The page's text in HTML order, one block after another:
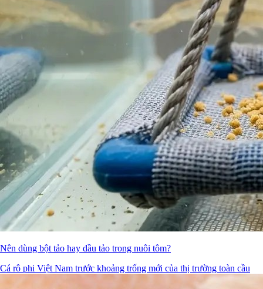
Nên dùng bột tảo hay dầu tảo trong nuôi tôm?
Cá rô phi Việt Nam trước khoảng trống mới của thị trường toàn cầu